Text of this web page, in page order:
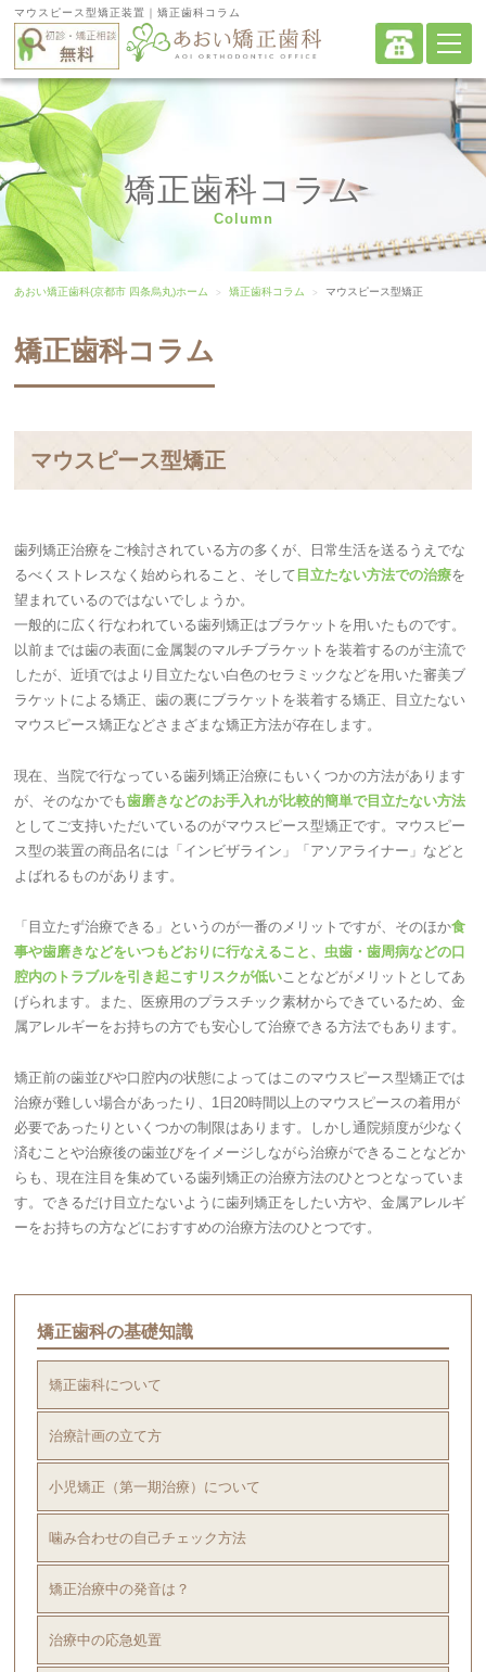
マウスピース型矯正装置｜矯正歯科コラム
矯正歯科コラム
Column
あおい矯正歯科(京都市 四条烏丸)ホーム 矯正歯科コラム マウスピース型矯正
矯正歯科コラム
マウスピース型矯正
歯列矯正治療をご検討されている方の多くが、日常生活を送るうえでな
るべくストレスなく始められること、そして 目立たない方法での治療を
望まれているのではないでしょうか。
一般的に広く行なわれている歯列矯正はブラケットを用いたものです。
以前までは歯の表面に金属製のマルチブラケットを装着するのが主流で
したが、近頃ではより目立たない白色のセラミックなどを用いた審美ブ
ラケットによる矯正、歯の裏にブラケットを装着する矯正、目立たない
マウスピース矯正などさまざまな矯正方法が存在します。
現在、当院で行なっている歯列矯正治療にもいくつかの方法があります
が、そのなかでも歯磨きなどのお手入れが比較的簡単で目立たない方法
としてご支持いただいているのがマウスピース型矯正です。マウスピー
ス型の装置の商品名には「インビザライン」「アソアライナー」などと
よばれるものがあります。
「目立たず治療できる」というのが一番のメリットですが、そのほか食
事や歯磨きなどをいつもどおりに行なえること、虫歯・歯周病などの口
腔内のトラブルを引き起こすリスクが低いことなどがメリットとしてあ
げられます。また、医療用のプラスチック素材からできているため、金
属アレルギーをお持ちの方でも安心して治療できる方法でもあります。
矯正前の歯並びや口腔内の状態によってはこのマウスピース型矯正では
治療が難しい場合があったり、1日20時間以上のマウスピースの着用が
必要であったりといくつかの制限はあります。しかし通院頻度が少なく
済むことや治療後の歯並びをイメージしながら治療ができることなどか
らも、現在注目を集めている歯列矯正の治療方法のひとつとなっていま
す。できるだけ目立たないように歯列矯正をしたい方や、金属アレルギ
ーをお持ちの方などにおすすめの治療方法のひとつです。
矯正歯科の基礎知識
矯正歯科について
治療計画の立て方
小児矯正（第一期治療）について
噛み合わせの自己チェック方法
矯正治療中の発音は？
治療中の応急処置